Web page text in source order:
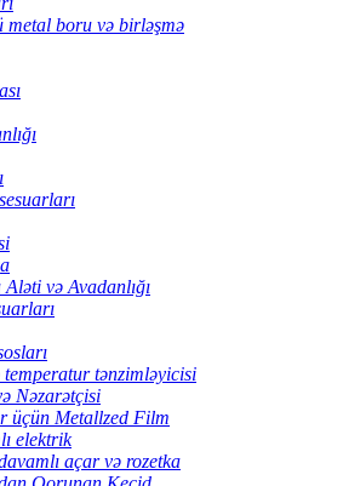
metal boru və birləşmə
və Avadanlığı
temperatur tənzimləyicisi
Nəzarətçisi
üçün Metallzed Film
elektrik
açar və rozetka